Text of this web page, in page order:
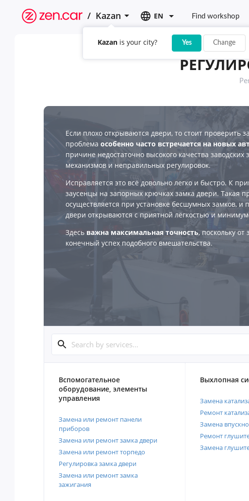
/ Kazan
Kazan is your city? Yes Change
EN Find workshop
Если плохо открываются двери, то стоит проверить
проблема особенно часто встречается на новых
причине недостаточно высокого качества заводских
механизмов и неправильных регулировок.
Исправляется это всё довольно легко и быстро. К
заусенцы на запорных крючках замка двери. Такая
осуществляется при установке бесшумных замков, и
двери открываются с приятной лёгкостью и
Здесь важна максимальная точность, поскольку от
конечный успех подобного вмешательства.
Вспомогательное
оборудование, элементы
управления
Замена или ремонт панели
приборов
Замена или ремонт замка двери
Замена или ремонт торпедо
Регулировка замка двери
Замена или ремонт замка
зажигания
Выхлопная
Замена
Ремонт
Замена
Ремонт
Замена